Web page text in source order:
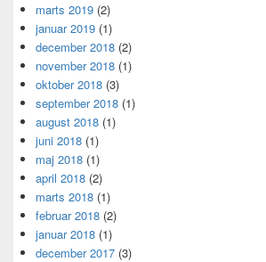
marts 2019 (2)
januar 2019 (1)
december 2018 (2)
november 2018 (1)
oktober 2018 (3)
september 2018 (1)
august 2018 (1)
juni 2018 (1)
maj 2018 (1)
april 2018 (2)
marts 2018 (1)
februar 2018 (2)
januar 2018 (1)
december 2017 (3)